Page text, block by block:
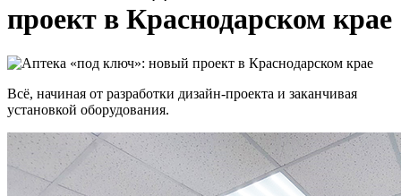
проект в Краснодарском крае
Всё, начиная от разработки дизайн-проекта и заканчивая
установкой оборудования.